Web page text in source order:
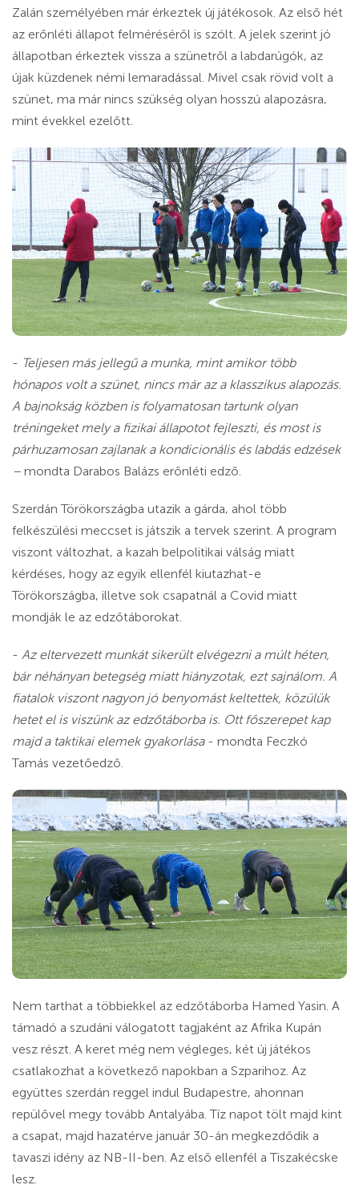
Zalán személyében már érkeztek új játékosok. Az első hét
az erőnléti állapot felméréséről is szólt. A jelek szerint jó
állapotban érkeztek vissza a szünetről a labdarúgók, az
újak küzdenek némi lemaradással. Mivel csak rövid volt a
szünet, ma már nincs szükség olyan hosszú alapozásra,
mint évekkel ezelőtt.
- Teljesen más jellegű a munka, mint amikor több
hónapos volt a szünet, nincs már az a klasszikus alapozás.
A bajnokság közben is folyamatosan tartunk olyan
tréningeket mely a fizikai állapotot fejleszti, és most is
párhuzamosan zajlanak a kondicionális és labdás edzések
– mondta Darabos Balázs erőnléti edző.
Szerdán Törökországba utazik a gárda, ahol több
felkészülési meccset is játszik a tervek szerint. A program
viszont változhat, a kazah belpolitikai válság miatt
kérdéses, hogy az egyik ellenfél kiutazhat-e
Törökországba, illetve sok csapatnál a Covid miatt
mondják le az edzőtáborokat.
- Az eltervezett munkát sikerült elvégezni a múlt héten,
bár néhányan betegség miatt hiányzotak, ezt sajnálom. A
fiatalok viszont nagyon jó benyomást keltettek, közülük
hetet el is viszünk az edzőtáborba is. Ott főszerepet kap
majd a taktikai elemek gyakorlása - mondta Feczkó
Tamás vezetőedző.
Nem tarthat a többiekkel az edzőtáborba Hamed Yasin. A
támadó a szudáni válogatott tagjaként az Afrika Kupán
vesz részt. A keret még nem végleges, két új játékos
csatlakozhat a következő napokban a Szparihoz. Az
együttes szerdán reggel indul Budapestre, ahonnan
repülővel megy tovább Antalyába. Tíz napot tölt majd kint
a csapat, majd hazatérve január 30-án megkezdődik a
tavaszi idény az NB-II-ben. Az első ellenfél a Tiszakécske
lesz.